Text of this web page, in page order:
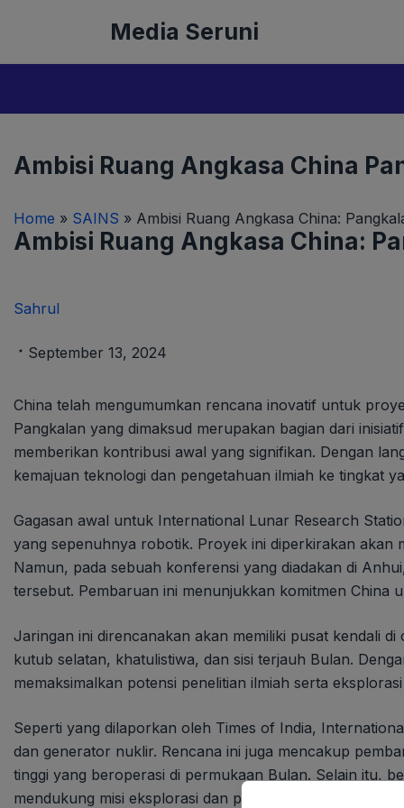
Media Seruni
Ambisi Ruang Angkasa China
Home » SAINS » Ambisi Ruang Angkasa China:
Ambisi Ruang Angkasa China:
Sahrul
September 13, 2024
China telah mengumumkan rencana inovatif untuk
Pangkalan yang dimaksud merupakan bagian dari
memberikan kontribusi awal yang signifikan. Dengan
kemajuan teknologi dan pengetahuan ilmiah ke tingkat
Gagasan awal untuk International Lunar Research
yang sepenuhnya robotik. Proyek ini diperkirakan
Namun, pada sebuah konferensi yang diadakan di
tersebut. Pembaruan ini menunjukkan komitmen
Jaringan ini direncanakan akan memiliki pusat kendali
kutub selatan, khatulistiwa, dan sisi terjauh Bulan.
memaksimalkan potensi penelitian ilmiah serta
Seperti yang dilaporkan oleh Times of India,
dan generator nuklir. Rencana ini juga mencakup
tinggi yang beroperasi di permukaan Bulan. Selain itu,
mendukung misi eksplorasi dan penelitian. Dengan